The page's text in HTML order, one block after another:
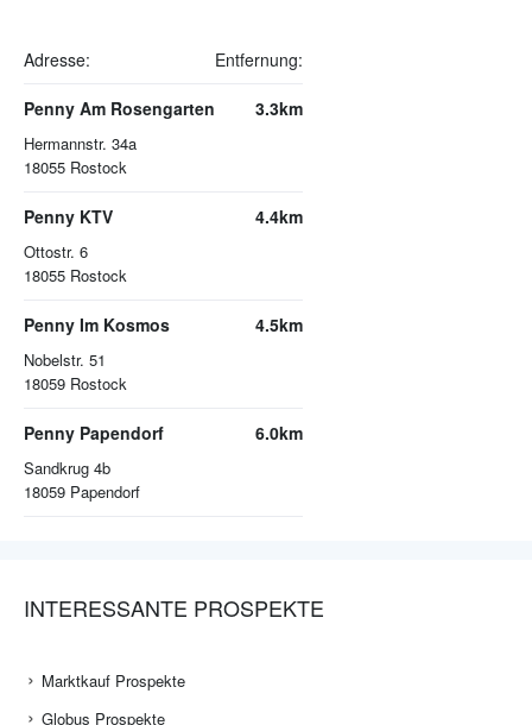
Adresse: Entfernung:
Penny Am Rosengarten
Hermannstr. 34a
18055 Rostock
3.3km
Penny KTV
Ottostr. 6
18055 Rostock
4.4km
Penny Im Kosmos
Nobelstr. 51
18059 Rostock
4.5km
Penny Papendorf
Sandkrug 4b
18059 Papendorf
6.0km
INTERESSANTE PROSPEKTE
Marktkauf Prospekte
Globus Prospekte